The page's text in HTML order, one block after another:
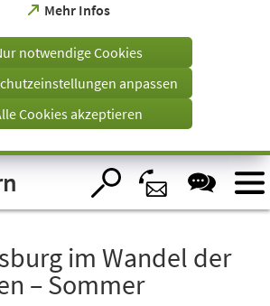
Mehr Infos
(Öffnet
einem
Tab)
notwendige Cookies
anpassen
Cookies akzeptieren
im Wandel der
– Sommer